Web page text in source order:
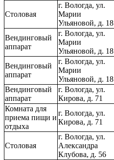
Столовая
г. Вологда, ул.
Марии
Ульяновой, д. 18
Вендинговый
аппарат
г. Вологда, ул.
Марии
Ульяновой, д. 18
Вендинговый
аппарат
г. Вологда, ул.
Марии
Ульяновой, д. 18
Вендинговый
аппарат
г. Вологда, ул.
Кирова, д. 71
Комната для
приема пищи и
отдыха
г. Вологда, ул.
Кирова, д. 71
Столовая
г. Вологда, ул.
Александра
Клубова, д. 56